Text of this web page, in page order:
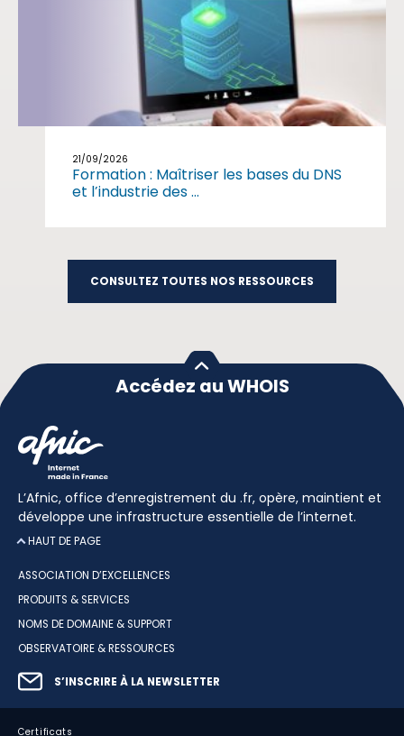
21/09/2026
Formation : Maîtriser les bases du DNS
et l’industrie des ...
CONSULTEZ TOUTES NOS RESSOURCES
Accédez au WHOIS
L’Afnic, office d’enregistrement du .fr, opère, maintient et
développe une infrastructure essentielle de l’internet.
HAUT DE PAGE
ASSOCIATION D’EXCELLENCES
PRODUITS & SERVICES
NOMS DE DOMAINE & SUPPORT
OBSERVATOIRE & RESSOURCES
S’INSCRIRE À LA NEWSLETTER
Certificats